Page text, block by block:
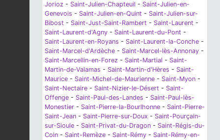
Jorioz - Saint-Julien-Chapteuil - Saint-Julien-en-
Genevois - Saint-Julien-en-Quint - Saint-Julien-sur-
Bibost - Saint-Just-Saint-Rambert - Saint-Laurent -
Saint-Laurent-d'Agny - Saint-Laurent-du-Pont -
Saint-Laurent-en-Royans - Saint-Laurent-la-Conche -
Saint-Marcel-d'Ardèche - Saint-Marcel-lès-Annonay -
Saint-Marcellin-en-Forez - Saint-Martial - Saint-
Martin-de-Valamas - Saint-Martin-d'Hères - Saint-
Maurice - Saint-Michel-de-Maurienne - Saint-Myon -
Saint-Nectaire - Saint-Nizier-le-Désert - Saint-
Offenge - Saint-Paul-des-Landes - Saint-Paul-lès-
Monestier - Saint-Pierre-la-Bourlhonne - Saint-Pierre-
Saint-Jean - Saint-Pierre-sur-Doux - Saint-Pourçain-
sur-Sioule - Saint-Privat-du-Dragon - Saint-Régis-du-
Coin - Saint-Remèze - Saint-Rémy - Saint-Rémy-en-